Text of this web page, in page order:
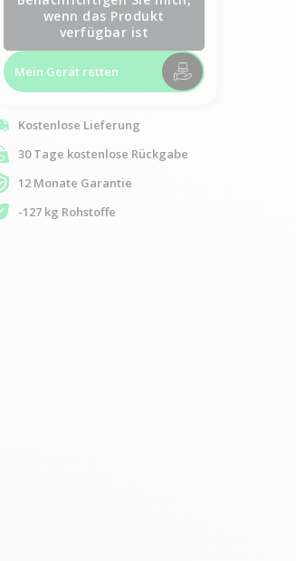
wenn das Produkt
verfügbar ist
Mein Gerät retten
Kostenlose Lieferung
30 Tage kostenlose Rückgabe
12 Monate Garantie
-127 kg Rohstoffe